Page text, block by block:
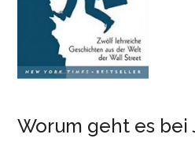
Worum geht es bei